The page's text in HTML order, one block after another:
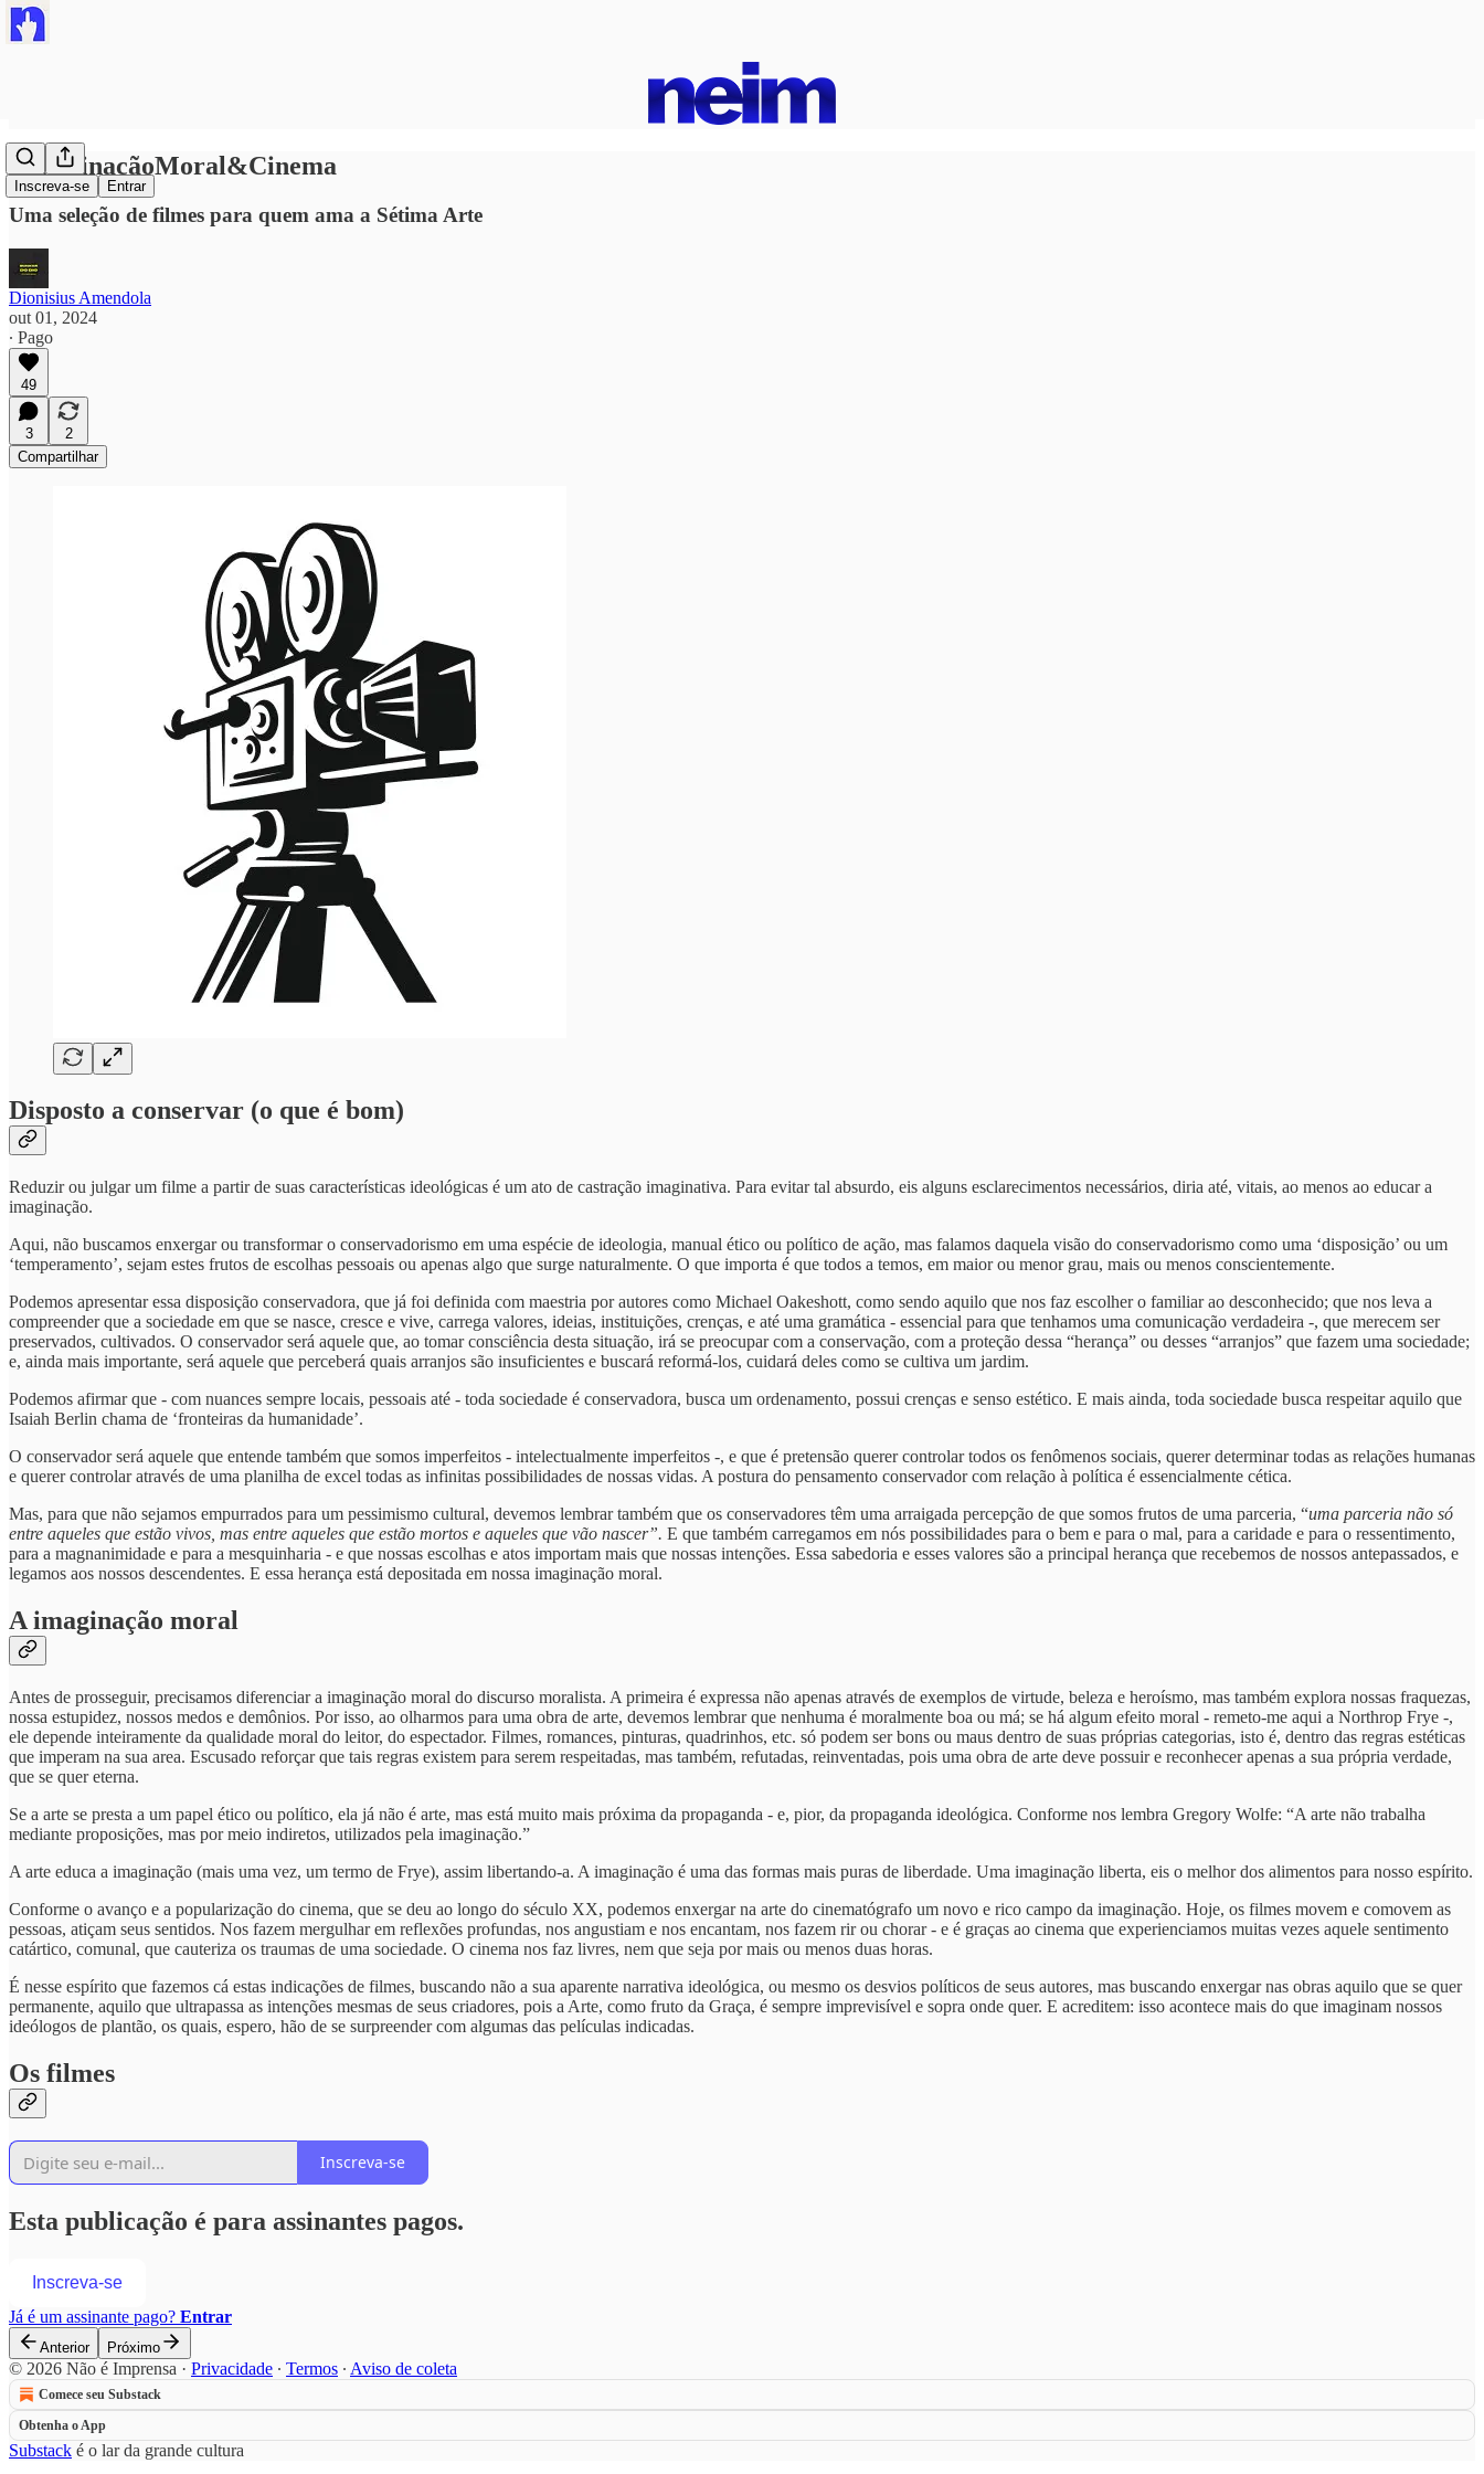
Inscreva-se Entrar
#ImaginaçãoMoral&Cinema
Uma seleção de filmes para quem ama a Sétima Arte
Dionisius Amendola
out 01, 2024
∙ Pago
49
3
2
Compartilhar
Disposto a conservar (o que é bom)
Reduzir ou julgar um filme a partir de suas características ideológicas é um ato de castração imaginativa. Para evitar tal absurdo, eis alguns esclarecimentos necessários, diria até, vitais, ao menos ao educar a
imaginação.
Aqui, não buscamos enxergar ou transformar o conservadorismo em uma espécie de ideologia, manual ético ou político de ação, mas falamos daquela visão do conservadorismo como uma ‘disposição’ ou um
‘temperamento’, sejam estes frutos de escolhas pessoais ou apenas algo que surge naturalmente. O que importa é que todos a temos, em maior ou menor grau, mais ou menos conscientemente.
Podemos apresentar essa disposição conservadora, que já foi definida com maestria por autores como Michael Oakeshott, como sendo aquilo que nos faz escolher o familiar ao desconhecido; que nos leva a
compreender que a sociedade em que se nasce, cresce e vive, carrega valores, ideias, instituições, crenças, e até uma gramática - essencial para que tenhamos uma comunicação verdadeira -, que merecem ser
preservados, cultivados. O conservador será aquele que, ao tomar consciência desta situação, irá se preocupar com a conservação, com a proteção dessa “herança” ou desses “arranjos” que fazem uma sociedade;
e, ainda mais importante, será aquele que perceberá quais arranjos são insuficientes e buscará reformá-los, cuidará deles como se cultiva um jardim.
Podemos afirmar que - com nuances sempre locais, pessoais até - toda sociedade é conservadora, busca um ordenamento, possui crenças e senso estético. E mais ainda, toda sociedade busca respeitar aquilo que
Isaiah Berlin chama de ‘fronteiras da humanidade’.
O conservador será aquele que entende também que somos imperfeitos - intelectualmente imperfeitos -, e que é pretensão querer controlar todos os fenômenos sociais, querer determinar todas as relações humanas
e querer controlar através de uma planilha de excel todas as infinitas possibilidades de nossas vidas. A postura do pensamento conservador com relação à política é essencialmente cética.
Mas, para que não sejamos empurrados para um pessimismo cultural, devemos lembrar também que os conservadores têm uma arraigada percepção de que somos frutos de uma parceria, “uma parceria não só
entre aqueles que estão vivos, mas entre aqueles que estão mortos e aqueles que vão nascer”. E que também carregamos em nós possibilidades para o bem e para o mal, para a caridade e para o ressentimento,
para a magnanimidade e para a mesquinharia - e que nossas escolhas e atos importam mais que nossas intenções. Essa sabedoria e esses valores são a principal herança que recebemos de nossos antepassados, e
legamos aos nossos descendentes. E essa herança está depositada em nossa imaginação moral.
A imaginação moral
Antes de prosseguir, precisamos diferenciar a imaginação moral do discurso moralista. A primeira é expressa não apenas através de exemplos de virtude, beleza e heroísmo, mas também explora nossas fraquezas,
nossa estupidez, nossos medos e demônios. Por isso, ao olharmos para uma obra de arte, devemos lembrar que nenhuma é moralmente boa ou má; se há algum efeito moral - remeto-me aqui a Northrop Frye -,
ele depende inteiramente da qualidade moral do leitor, do espectador. Filmes, romances, pinturas, quadrinhos, etc. só podem ser bons ou maus dentro de suas próprias categorias, isto é, dentro das regras estéticas
que imperam na sua area. Escusado reforçar que tais regras existem para serem respeitadas, mas também, refutadas, reinventadas, pois uma obra de arte deve possuir e reconhecer apenas a sua própria verdade,
que se quer eterna.
Se a arte se presta a um papel ético ou político, ela já não é arte, mas está muito mais próxima da propaganda - e, pior, da propaganda ideológica. Conforme nos lembra Gregory Wolfe: “A arte não trabalha
mediante proposições, mas por meio indiretos, utilizados pela imaginação.”
A arte educa a imaginação (mais uma vez, um termo de Frye), assim libertando-a. A imaginação é uma das formas mais puras de liberdade. Uma imaginação liberta, eis o melhor dos alimentos para nosso espírito.
Conforme o avanço e a popularização do cinema, que se deu ao longo do século XX, podemos enxergar na arte do cinematógrafo um novo e rico campo da imaginação. Hoje, os filmes movem e comovem as
pessoas, atiçam seus sentidos. Nos fazem mergulhar em reflexões profundas, nos angustiam e nos encantam, nos fazem rir ou chorar - e é graças ao cinema que experienciamos muitas vezes aquele sentimento
catártico, comunal, que cauteriza os traumas de uma sociedade. O cinema nos faz livres, nem que seja por mais ou menos duas horas.
É nesse espírito que fazemos cá estas indicações de filmes, buscando não a sua aparente narrativa ideológica, ou mesmo os desvios políticos de seus autores, mas buscando enxergar nas obras aquilo que se quer
permanente, aquilo que ultrapassa as intenções mesmas de seus criadores, pois a Arte, como fruto da Graça, é sempre imprevisível e sopra onde quer. E acreditem: isso acontece mais do que imaginam nossos
ideólogos de plantão, os quais, espero, hão de se surpreender com algumas das películas indicadas.
Os filmes
Inscreva-se
Esta publicação é para assinantes pagos.
Inscreva-se
Já é um assinante pago? Entrar
Anterior Próximo
© 2026 Não é Imprensa · Privacidade ∙ Termos ∙ Aviso de coleta
Comece seu Substack
Obtenha o App
Substack é o lar da grande cultura